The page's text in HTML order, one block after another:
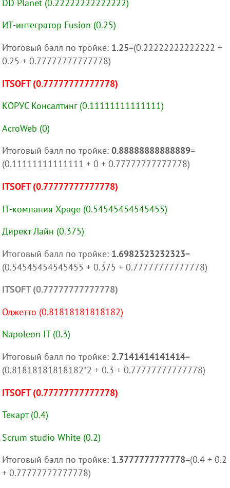
DD Planet (0.22222222222222)
ИТ-интегратор Fusion (0.25)
Итоговый балл по тройке: 1.25=(0.22222222222222 +
0.25 + 0.77777777777778)
ITSOFT (0.77777777777778)
КОРУС Консалтинг (0.11111111111111)
AcroWeb (0)
Итоговый балл по тройке: 0.88888888888889=
(0.11111111111111 + 0 + 0.77777777777778)
ITSOFT (0.77777777777778)
IT-компания Xpage (0.54545454545455)
Директ Лайн (0.375)
Итоговый балл по тройке: 1.6982323232323=
(0.54545454545455 + 0.375 + 0.77777777777778)
ITSOFT (0.77777777777778)
Оджетто (0.81818181818182)
Napoleon IT (0.3)
Итоговый балл по тройке: 2.7141414141414=
(0.81818181818182*2 + 0.3 + 0.77777777777778)
ITSOFT (0.77777777777778)
Текарт (0.4)
Scrum studio White (0.2)
Итоговый балл по тройке: 1.3777777777778=(0.4 + 0.2
+ 0.77777777777778)